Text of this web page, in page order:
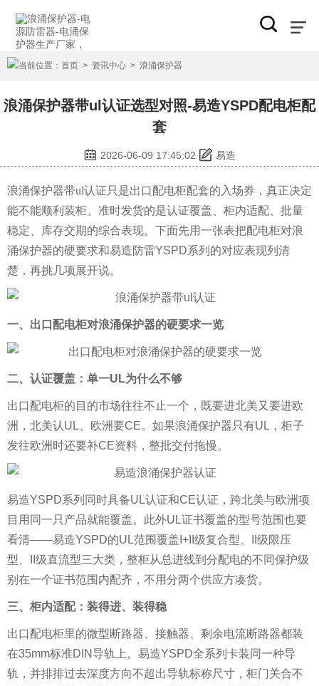
当前位置： 首页 > 资讯中心 > 浪涌保护器
浪涌保护器带ul认证选型对照-易造YSPD配电柜配
套
2026-06-09 17:45:02 易造
浪涌保护器带ul认证 只是出口配电柜配套的入场券，真正决定
能不能顺利装柜、准时发货的是认证覆盖、柜内适配、批量
稳定、库存交期的综合表现。下面先用一张表把配电柜对浪
涌保护器的硬要求和易造防雷YSPD系列的对应表现列清
楚，再挑几项展开说。
一、出口配电柜对浪涌保护器的硬要求一览
二、认证覆盖：单一UL为什么不够
出口配电柜的目的市场往往不止一个，既要进北美又要进欧
洲，北美认UL、欧洲要CE。如果浪涌保护器只有UL，柜子
发往欧洲时还要补CE资料，整批交付拖慢。
易造YSPD系列同时具备UL认证和CE认证，跨北美与欧洲项
目用同一只产品就能覆盖。此外UL证书覆盖的型号范围也要
看清——易造YSPD的UL范围覆盖I+II级复合型、II级限压
型、II级直流型三大类，整柜从总进线到分配电的不同保护级
别在一个证书范围内配齐，不用分两个供应方凑货。
三、柜内适配：装得进、装得稳
出口配电柜里的微型断路器、接触器、剩余电流断路器都装
在35mm标准DIN导轨上。易造YSPD全系列卡装同一种导
轨，并排排过去深度方向不超出导轨标称尺寸，柜门关合不